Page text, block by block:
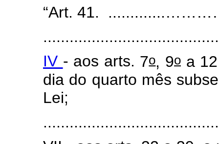
“Art. 41.
IV - aos arts. 7o, 9o a
dia do quarto mês
Lei;